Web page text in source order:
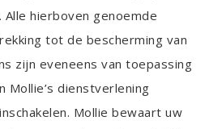
hierboven genoemde
tot de bescherming van
zijn eveneens van toepassing
Mollie’s dienstverlening
Mollie bewaart uw